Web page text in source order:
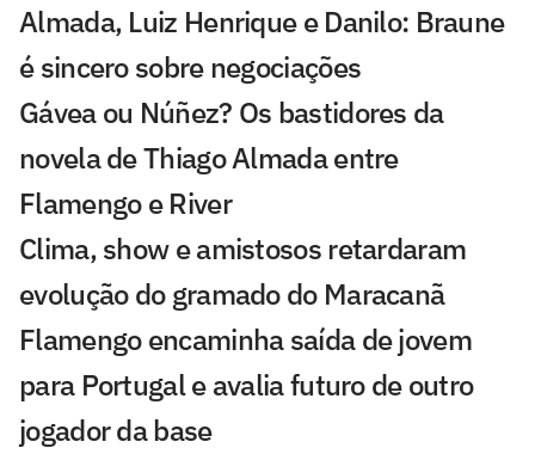
Almada, Luiz Henrique e Danilo: Braune
é sincero sobre negociações
Gávea ou Núñez? Os bastidores da
novela de Thiago Almada entre
Flamengo e River
Clima, show e amistosos retardaram
evolução do gramado do Maracanã
Flamengo encaminha saída de jovem
para Portugal e avalia futuro de outro
jogador da base